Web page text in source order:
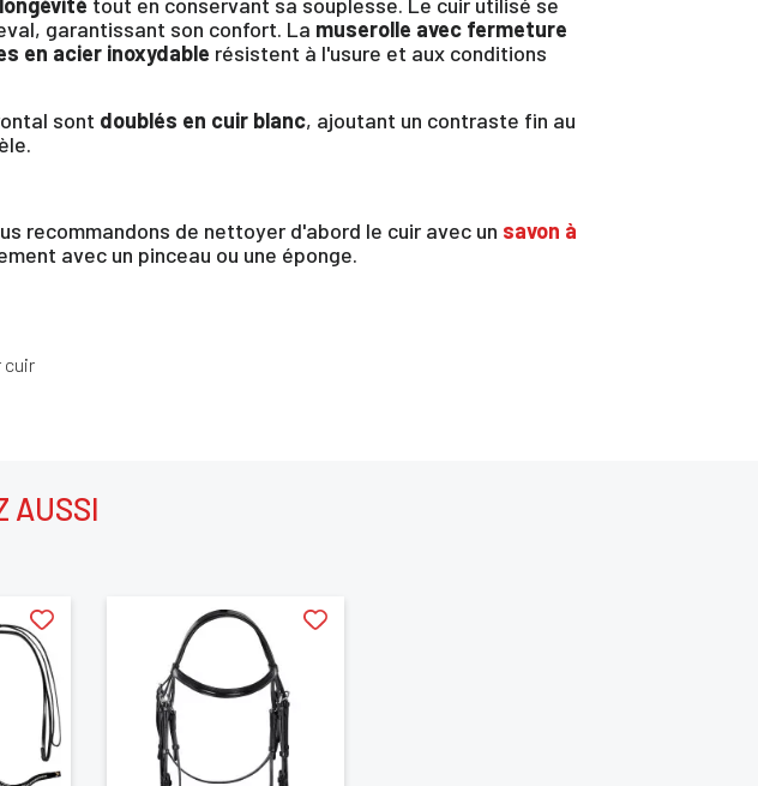
garantissant son confort. La muserolle avec fermeture
en acier inoxydable résistent à l'usure et aux conditions
sont doublés en cuir blanc, ajoutant un contraste fin au
recommandons de nettoyer d'abord le cuir avec un savon à
avec un pinceau ou une éponge.
cuir
AUSSI
produits dans votre liste